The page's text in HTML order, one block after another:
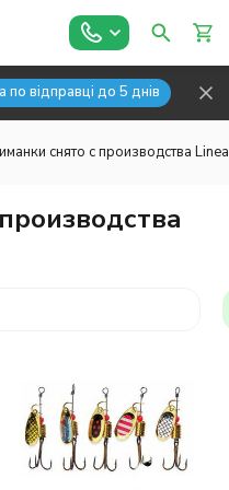
по відправці до 5 днів
снято с производства